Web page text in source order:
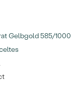
Gelbgold 585/1000